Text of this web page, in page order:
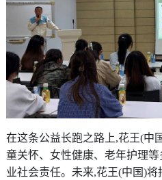
在这条公益长跑之路上,花王(中
童关怀、女性健康、老年护理
业社会责任。未来,花王(中国)